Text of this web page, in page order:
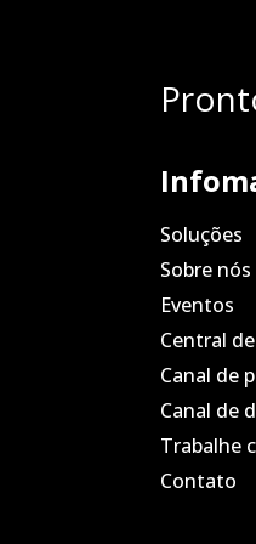
Soluções
Sobre nós
Eventos
Central
Canal de
Canal de
Trabalhe
Contato